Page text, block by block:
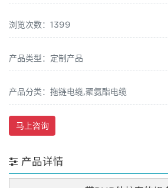
浏览次数：1399
产品类型：定制产品
产品分类：拖链电缆,聚氨酯电缆
马上咨询
产品详情